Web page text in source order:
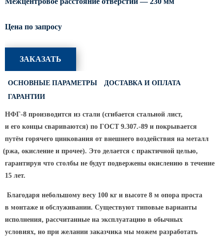
ОСФГ Светофорные граненые
светофорные г-образные
ОСФК Светофорные стойки
ОГКС Опоры граненые конические
ОККС Опоры круглые конические
складывающиеся
Опоры контактной сети
ТФГ Опора для контактной сети
фланцевая граненая
Цена по запросу
ЗАКАЗАТЬ
ОСНОВНЫЕ ПАРАМЕТРЫ
ДОСТАВКА И ОПЛАТА
ГАРАНТИИ
НФГ-8 производится из стали (сгибается стальной лист,
и его концы свариваются) по ГОСТ 9.307.-89 и покрывается
путём горячего цинкования от внешнего воздействия на металл
(ржа, окисление и прочее). Это делается с практичной целью,
гарантируя что столбы не будут подвержены окислению в течение
15 лет.
Благодаря небольшому весу 100 кг и высоте 8 м опора проста
в монтаже и обслуживании. Существуют типовые варианты
исполнения, рассчитанные на эксплуатацию в обычных
условиях, но при желании заказчика мы можем разработать